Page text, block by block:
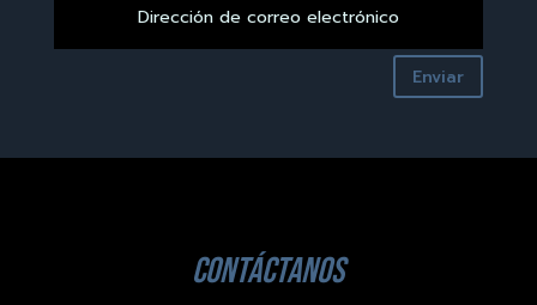
Enviar
contáctanos